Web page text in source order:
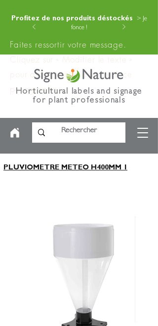
Profitez de nos produits déstockés
> Je
fonce !
Faites ressortir votre message.
Cliquez sur « Modifier le texte »
pour ajouter votre contenu à ce
paragraphe.
Horticultural labels and signage
for plant professionals
PLUVIOMETRE METEO H400MM 1